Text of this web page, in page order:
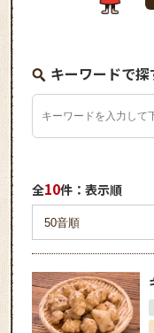
キーワードで探
全10件：表示順